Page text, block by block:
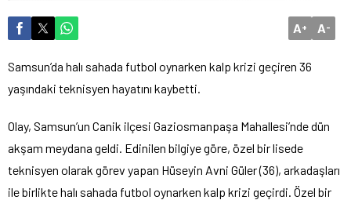
A+ A-
Samsun’da halı sahada futbol oynarken kalp krizi geçiren 36
yaşındaki teknisyen hayatını kaybetti.
Olay, Samsun’un Canik ilçesi Gaziosmanpaşa Mahallesi’nde dün
akşam meydana geldi. Edinilen bilgiye göre, özel bir lisede
teknisyen olarak görev yapan Hüseyin Avni Güler (36), arkadaşları
ile birlikte halı sahada futbol oynarken kalp krizi geçirdi. Özel bir